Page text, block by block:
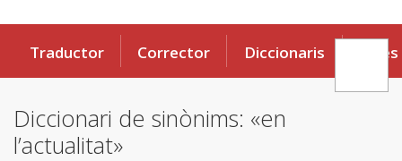
Traductor Corrector Diccionaris Eines
Diccionari de sinònims: «en
l’actualitat»